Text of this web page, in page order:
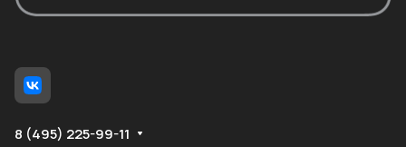
8 (495) 225-99-11